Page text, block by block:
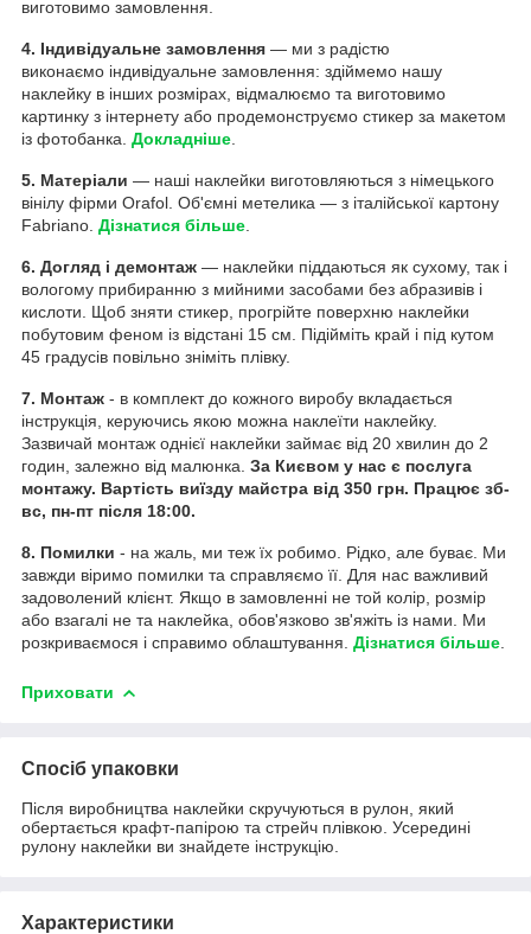
виготовимо замовлення.
4. Індивідуальне замовлення — ми з радістю
виконаємо індивідуальне замовлення: здіймемо нашу
наклейку в інших розмірах, відмалюємо та виготовимо
картинку з інтернету або продемонструємо стикер за макетом
із фотобанка. Докладніше
5. Матеріали — наші наклейки виготовляються з німецького
вінілу фірми Orafol. Об'ємні метелика — з італійської картону
Fabriano. Дізнатися більше
6. Догляд і демонтаж — наклейки піддаються як сухому, так і
вологому прибиранню з мийними засобами без абразивів і
кислоти. Щоб зняти стикер, прогрійте поверхню наклейки
побутовим феном із відстані 15 см. Підійміть край і під кутом
45 градусів повільно зніміть плівку.
7. Монтаж - в комплект до кожного виробу вкладається
інструкція, керуючись якою можна наклеїти наклейку.
Зазвичай монтаж однієї наклейки займає від 20 хвилин до 2
годин, залежно від малюнка. За Києвом у нас є послуга
монтажу. Вартість виїзду майстра від 350 грн. Працює зб-
вс, пн-пт після 18:00.
8. Помилки - на жаль, ми теж їх робимо. Рідко, але буває. Ми
завжди віримо помилки та справляємо її. Для нас важливий
задоволений клієнт. Якщо в замовленні не той колір, розмір
або взагалі не та наклейка, обов'язково зв'яжіть із нами. Ми
розкриваємося і справимо облаштування. Дізнатися більше
Приховати
Спосіб упаковки
Після виробництва наклейки скручуються в рулон, який
обертається крафт-папірою та стрейч плівкою. Усередині
рулону наклейки ви знайдете інструкцію.
Характеристики